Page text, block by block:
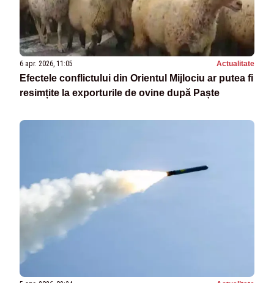
6 apr. 2026, 11:05 Actualitate
Efectele conflictului din Orientul Mijlociu ar putea fi
resimțite la exporturile de ovine după Paște